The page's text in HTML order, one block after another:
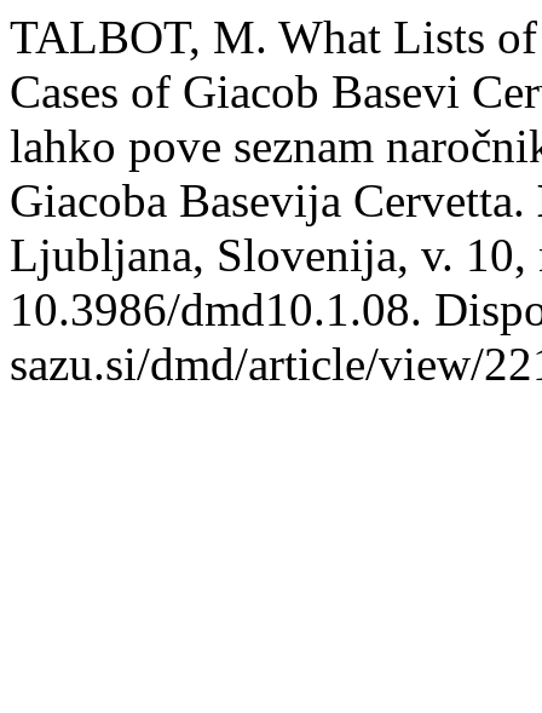
TALBOT, M. What Lists of
Cases of Giacob Basevi
lahko pove seznam
Giacoba Basevija Cervetta.
Ljubljana, Slovenija, v.
10.3986/dmd10.1.08.
sazu.si/dmd/article/view/